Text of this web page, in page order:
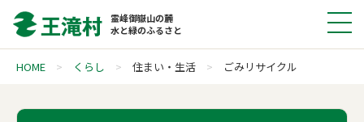
霊峰御嶽山の麓
水と緑のふるさと
HOME くらし 住まい・生活 ごみリサイクル